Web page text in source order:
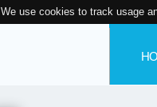
We use cookies to track usage